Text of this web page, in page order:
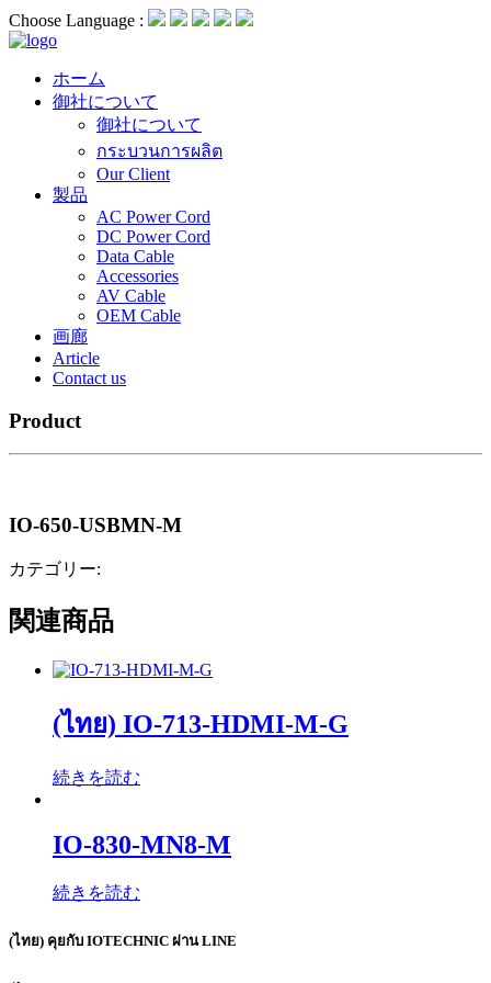
Choose Language :
ホーム
御社について
御社について
กระบวนการผลิต
Our Client
製品
AC Power Cord
DC Power Cord
Data Cable
Accessories
AV Cable
OEM Cable
画廊
Article
Contact us
Product
IO-650-USBMN-M
カテゴリー:
関連商品
(ไทย) IO-713-HDMI-M-G
続きを読む
IO-830-MN8-M
続きを読む
(ไทย) คุยกับ IOTECHNIC ผ่าน LINE